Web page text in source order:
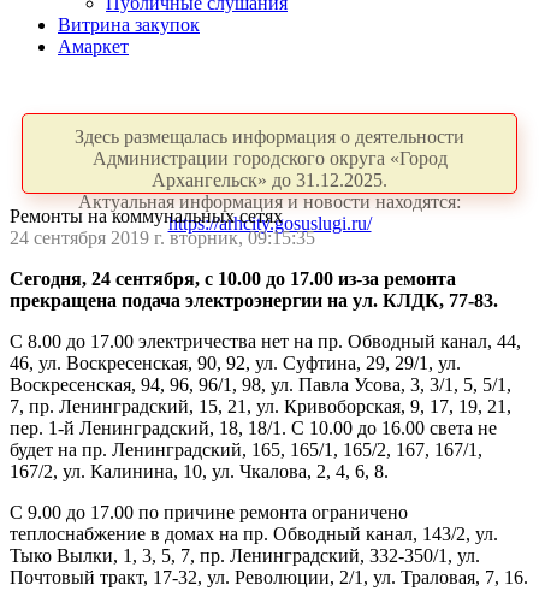
Витрина закупок
Амаркет
Здесь размещалась информация о деятельности
Администрации городского округа «Город
Архангельск» до 31.12.2025.
Актуальная информация и новости находятся:
https://arhcity.gosuslugi.ru/
Ремонты на коммунальных сетях
24 сентября 2019 г. вторник, 09:15:35
Сегодня, 24 сентября, с 10.00 до 17.00 из-за ремонта
прекращена подача электроэнергии на ул. КЛДК, 77-83.
С 8.00 до 17.00 электричества нет на пр. Обводный канал, 44,
46, ул. Воскресенская, 90, 92, ул. Суфтина, 29, 29/1, ул.
Воскресенская, 94, 96, 96/1, 98, ул. Павла Усова, 3, 3/1, 5, 5/1,
7, пр. Ленинградский, 15, 21, ул. Кривоборская, 9, 17, 19, 21,
пер. 1-й Ленинградский, 18, 18/1. С 10.00 до 16.00 света не
будет на пр. Ленинградский, 165, 165/1, 165/2, 167, 167/1,
167/2, ул. Калинина, 10, ул. Чкалова, 2, 4, 6, 8.
С 9.00 до 17.00 по причине ремонта ограничено
теплоснабжение в домах на пр. Обводный канал, 143/2, ул.
Тыко Вылки, 1, 3, 5, 7, пр. Ленинградский, 332-350/1, ул.
Почтовый тракт, 17-32, ул. Революции, 2/1, ул. Траловая, 7, 16.